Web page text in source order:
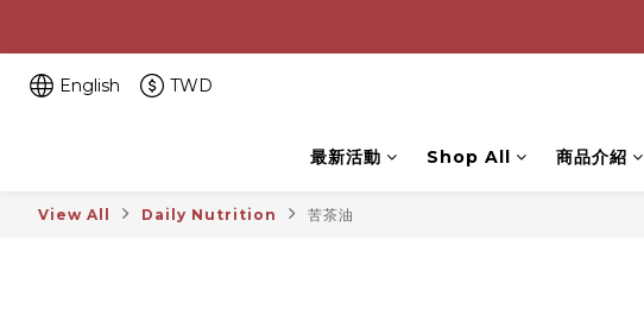
English TWD
最新活動 Shop All 商品介紹
View All Daily Nutrition 苦茶油